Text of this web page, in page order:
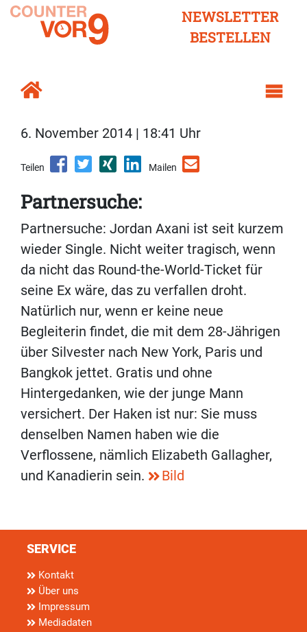
NEWSLETTER
BESTELLEN
6. November 2014 | 18:41 Uhr
Teilen Mailen
Partnersuche:
Partnersuche: Jordan Axani ist seit kurzem
wieder Single. Nicht weiter tragisch, wenn
da nicht das Round-the-World-Ticket für
seine Ex wäre, das zu verfallen droht.
Natürlich nur, wenn er keine neue
Begleiterin findet, die mit dem 28-Jährigen
über Silvester nach New York, Paris und
Bangkok jettet. Gratis und ohne
Hintergedanken, wie der junge Mann
versichert. Der Haken ist nur: Sie muss
denselben Namen haben wie die
Verflossene, nämlich Elizabeth Gallagher,
und Kanadierin sein.
Bild
SERVICE
Kontakt
Über uns
Impressum
Mediadaten